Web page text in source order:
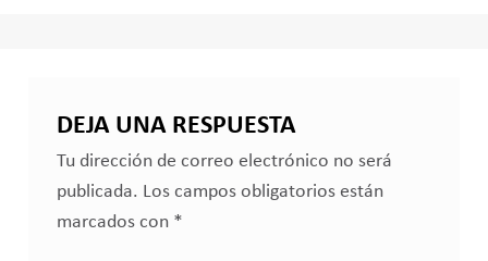
DEJA UNA RESPUESTA
Tu dirección de correo electrónico no será
publicada. Los campos obligatorios están
marcados con *